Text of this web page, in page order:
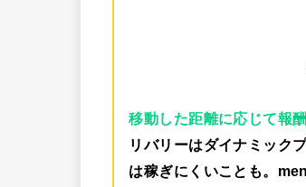
移動した距離に応じて報
リバリーはダイナミック
は稼ぎにくいことも。